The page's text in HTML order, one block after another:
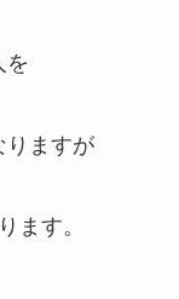
を
りますが
ます。